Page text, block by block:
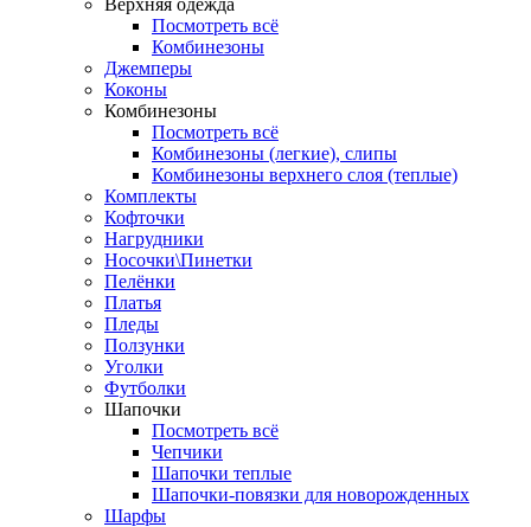
Посмотреть всё
Комбинезоны
Джемперы
Коконы
Комбинезоны
Посмотреть всё
Комбинезоны (легкие), слипы
Комбинезоны верхнего слоя (теплые)
Комплекты
Кофточки
Нагрудники
Носочки\Пинетки
Пелёнки
Платья
Пледы
Ползунки
Уголки
Футболки
Шапочки
Посмотреть всё
Чепчики
Шапочки теплые
Шапочки-повязки для новорожденных
Шарфы